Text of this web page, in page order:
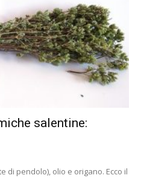
salentine:
di pendolo), olio e origano. Ecco il